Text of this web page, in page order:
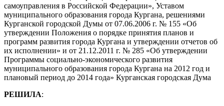
самоуправления в Российской Федерации», Уставом
муниципального образования города Кургана, решениями
Курганской городской Думы от 07.06.2006 г. № 155 «Об
утверждении Положения о порядке принятия планов и
программ развития города Кургана и утверждении отчетов об
их исполнении» и от 21.12.2011 г. № 285 «Об утверждении
Программы социально-экономического развития
муниципального образования города Кургана на 2012 год и
плановый период до 2014 года» Курганская городская Дума
РЕШИЛА: